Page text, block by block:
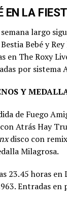
EN LA
largo
Bebé y
en The Roxy
por sistema
Y
de Fuego
Atrás Hay
disco con
Milagrosa.
23.45 horas en
Entradas en